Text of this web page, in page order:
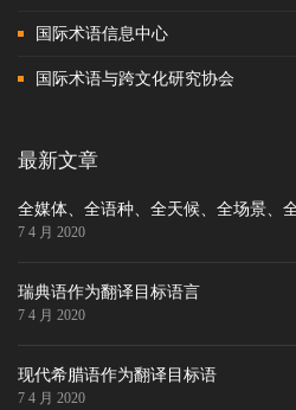
国际术语信息中心
国际术语与跨文化研究协会
最新文章
全媒体、全语种、全天候、全场景、
7 4 月 2020
瑞典语作为翻译目标语言
7 4 月 2020
现代希腊语作为翻译目标语
7 4 月 2020